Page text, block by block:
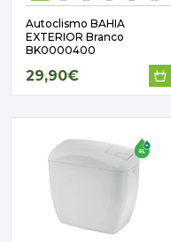
Autoclismo BAHIA
EXTERIOR Branco
BK0000400
29,90€